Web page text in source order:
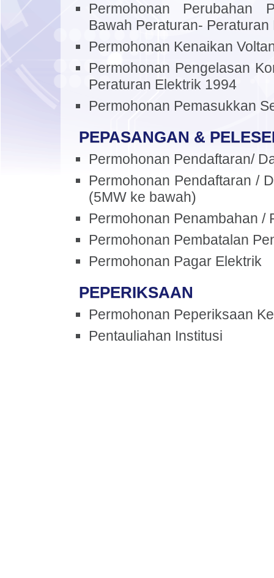
Permohonan Perubahan
Bawah Peraturan- Peraturan
Permohonan Kenaikan
Permohonan Pengelasan
Peraturan Elektrik 1994
Permohonan Pemasukkan
PEPASANGAN &
Permohonan Pendaftaran/
Permohonan Pendaftaran /
(5MW ke bawah)
Permohonan Penambahan /
Permohonan Pembatalan
Permohonan Pagar Elektrik
PEPERIKSAAN
Permohonan Peperiksaan
Pentauliahan Institusi